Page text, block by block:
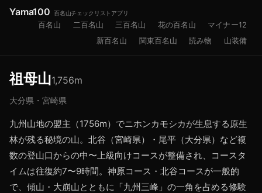
Yama100 百名山チェックリストアプリ
百名山 二百名山 三百名山 花の百名山
マイナー12
新百名山
関東百名山 読み物 山装備
祖母山1,756m
大分県・宮崎県
九州山地の盟主（1756m）でニホンカモシカが生息する原生
林が残る秘境の山。北谷（宮崎県）・尾平（大分県）など複
数の登山口からの中〜上級向けコースが整備され、コースタ
イムは往復約7〜9時間。神原コース・北谷コースが一般的
で、傾山・大崩山とともに「九州三峰」の一角を占める修験